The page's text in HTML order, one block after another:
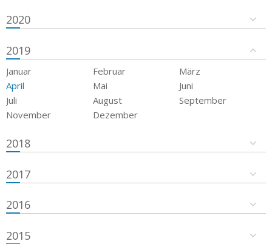
2020
2019
Januar Februar
März
April
Mai
Juni
Juli
August
September
November
Dezember
2018
2017
2016
2015